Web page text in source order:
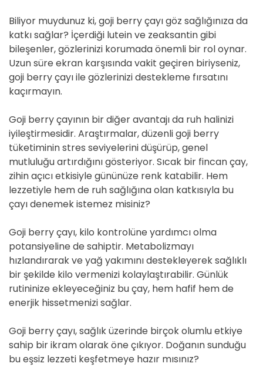
Biliyor muydunuz ki, goji berry çayı göz sağlığınıza da
katkı sağlar? İçerdiği lutein ve zeaksantin gibi
bileşenler, gözlerinizi korumada önemli bir rol oynar.
Uzun süre ekran karşısında vakit geçiren biriyseniz,
goji berry çayı ile gözlerinizi destekleme fırsatını
kaçırmayın.
Goji berry çayının bir diğer avantajı da ruh halinizi
iyileştirmesidir. Araştırmalar, düzenli goji berry
tüketiminin stres seviyelerini düşürüp, genel
mutluluğu artırdığını gösteriyor. Sıcak bir fincan çay,
zihin açıcı etkisiyle gününüze renk katabilir. Hem
lezzetiyle hem de ruh sağlığına olan katkısıyla bu
çayı denemek istemez misiniz?
Goji berry çayı, kilo kontrolüne yardımcı olma
potansiyeline de sahiptir. Metabolizmayı
hızlandırarak ve yağ yakımını destekleyerek sağlıklı
bir şekilde kilo vermenizi kolaylaştırabilir. Günlük
rutininize ekleyeceğiniz bu çay, hem hafif hem de
enerjik hissetmenizi sağlar.
Goji berry çayı, sağlık üzerinde birçok olumlu etkiye
sahip bir ikram olarak öne çıkıyor. Doğanın sunduğu
bu eşsiz lezzeti keşfetmeye hazır mısınız?